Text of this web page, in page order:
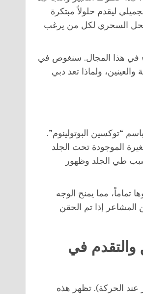
ليقدم حلولاً مبتكرة
السحري لكل من يرغب
في هذا المجال. سنغوص في
ولماذا تعد دبي
“توكسين البوتولينوم”.
الموجودة تحت الجلد
طي الجلد وظهور
تماماً، مما يمنح الوجه
المشاعر إذا تم الحقن
والتقدم في
عند الحركة). تظهر هذه